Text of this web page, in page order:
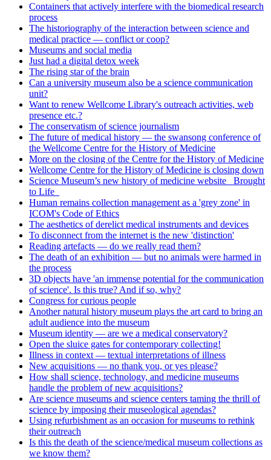
Containers that actively interfere with the biomedical research
process
The historiography of the interaction between science and
medical practice — conflict or coop?
Museums and social media
Just had a digital detox week
The rising star of the brain
Can a university museum also be a science communication
unit?
Want to renew Wellcome Library's outreach activities, web
presence etc.?
The conservatism of science journalism
The future of medical history — the swansong conference of
the Wellcome Centre for the History of Medicine
More on the closing of the Centre for the History of Medicine
Wellcome Centre for the History of Medicine is closing down
Science Museum’s new history of medicine website _Brought
to Life_
Human remains collection management as a 'grey zone' in
ICOM's Code of Ethics
The aesthetics of derelict medical instruments and devices
To disconnect from the internet is the new 'distinction'
Reading artefacts — do we really read them?
The death of an exhibition — but no animals were harmed in
the process
3D objects have 'an immense potential for the communication
of science'. Is this true? And if so, why?
Congress for curious people
Another natural history museum plays the art card to bring an
adult audience into the museum
Museum identity — are we a medical conservatory?
Open the sluice gates for contemporary collecting!
Illness in context — textual interpretations of illness
New acquisitions — no thank you, or yes please?
How shall science, technology, and medicine museums
handle the problem of new acquisitions?
Are science museums and science centers taming the thrill of
science by imposing their museological agendas?
Using refurbishment as an occasion for museums to rethink
their outreach
Is this the death of the science/medical museum collections as
we know them?